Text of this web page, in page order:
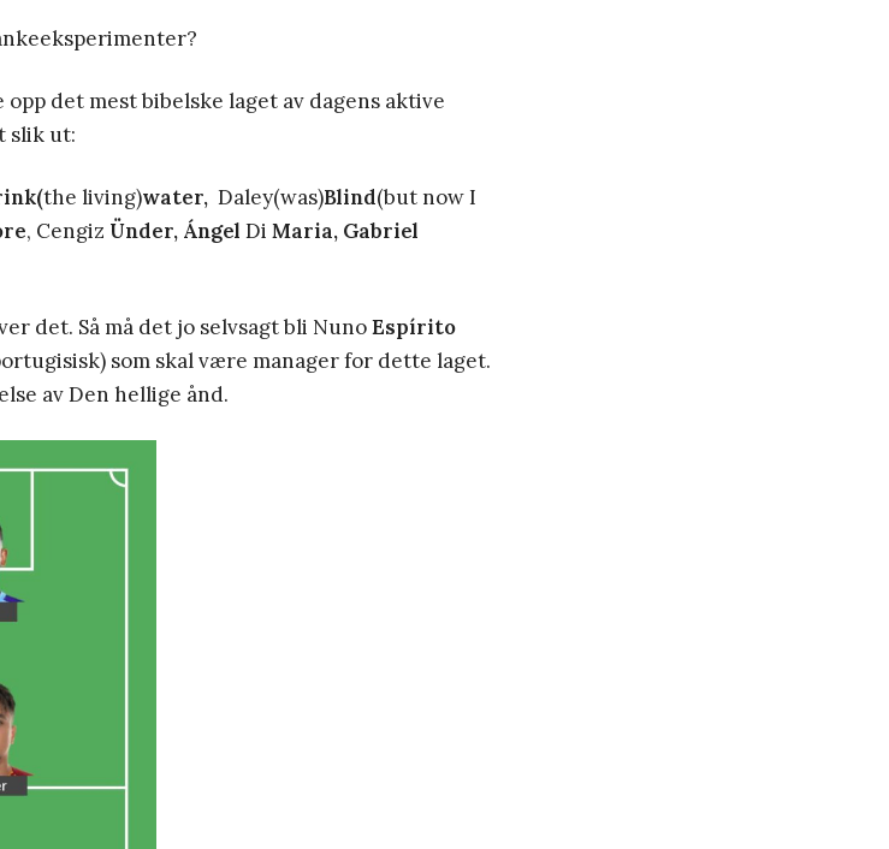
det mest bibelske laget av dagens aktive
slik ut:
the living)water, Daley(was)Blind(but now I
, Cengiz Ünder, Ángel Di Maria, Gabriel
det. Så må det jo selvsagt bli NunoEspírito
som skal være manager for dette laget.
av Den hellige ånd.